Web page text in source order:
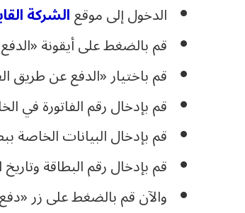
الدخول إلى موقعالشركة
قم بالضغط على أيقونة
قم باختيار «الدفع عن طريق
قم بإدخال رقم الفاتورة في
قم بإدخال البيانات الخاصة
قم بإدخال رقم البطاقة
والآن قم بالضغط على زر